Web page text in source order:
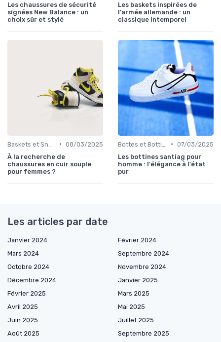
Les chaussures de sécurité
signées New Balance : un
choix sûr et stylé
Les baskets inspirées de
l'armée allemande : un
classique intemporel
• 08/03/2025
À la recherche de
chaussures en cuir souple
pour femmes ?
• 07/03/2025
Les bottines santiag pour
homme : l'élégance à l'état
pur
Les articles par date
Janvier 2024
Février 2024
Mars 2024
Septembre 2024
Octobre 2024
Novembre 2024
Décembre 2024
Janvier 2025
Février 2025
Mars 2025
Avril 2025
Mai 2025
Juin 2025
Juillet 2025
Août 2025
Septembre 2025